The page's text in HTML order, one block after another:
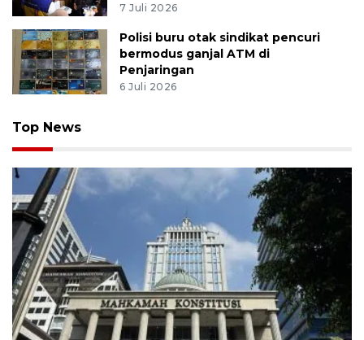
7 Juli 2026
Polisi buru otak sindikat pencuri
bermodus ganjal ATM di
Penjaringan
6 Juli 2026
Top News